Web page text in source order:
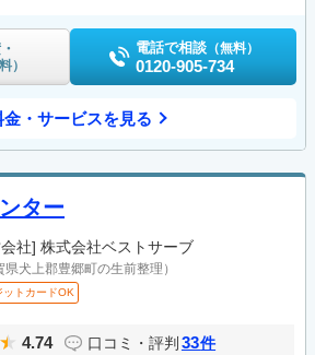
）
電話で相談 （無料）
0120-905-734
金・サービスを見る
ター
社] 株式会社ベストサーブ
県犬上郡豊郷町の生前整理）
ットカードOK
4.74 口コミ・評判 33件